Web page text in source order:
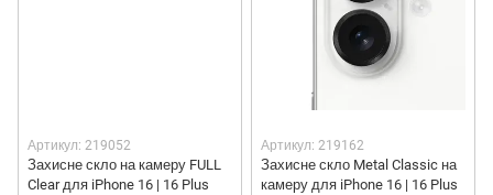
Артикул: 219052
Захисне скло на камеру FULL
Clear для iPhone 16 | 16 Plus
Артикул: 219162
Захисне скло Metal Classic на
камеру для iPhone 16 | 16 Plus